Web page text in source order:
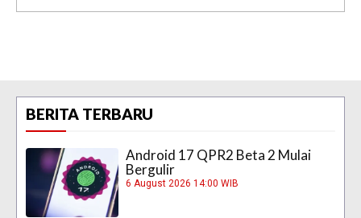
BERITA TERBARU
Android 17 QPR2 Beta 2 Mulai
Bergulir
6 August 2026 14:00 WIB